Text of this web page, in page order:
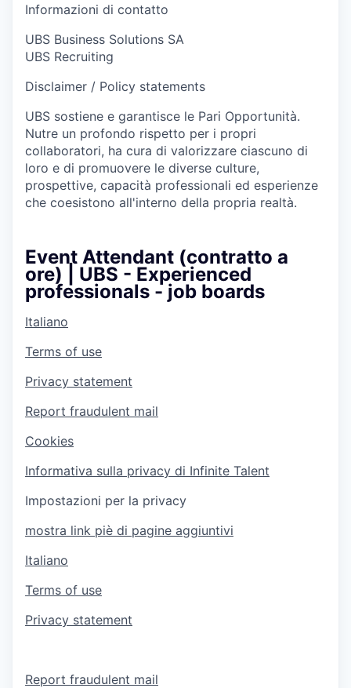
Informazioni di contatto
UBS Business Solutions SA
UBS Recruiting
Disclaimer / Policy statements
UBS sostiene e garantisce le Pari Opportunità.
Nutre un profondo rispetto per i propri
collaboratori, ha cura di valorizzare ciascuno di
loro e di promuovere le diverse culture,
prospettive, capacità professionali ed esperienze
che coesistono all'interno della propria realtà.
Event Attendant (contratto a
ore) | UBS - Experienced
professionals - job boards
Italiano
Terms of use
Privacy statement
Report fraudulent mail
Cookies
Informativa sulla privacy di Infinite Talent
Impostazioni per la privacy
mostra link piè di pagine aggiuntivi
Italiano
Terms of use
Privacy statement
Report fraudulent mail